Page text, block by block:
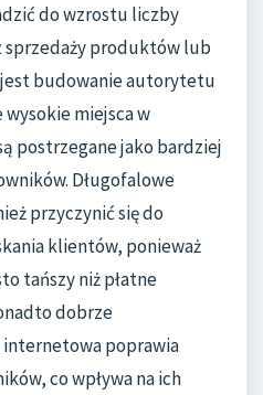
do wzrostu liczby
sprzedaży produktów lub
jest budowanie autorytetu
miejsca w
postrzegane jako bardziej
Długofalowe
przyczynić się do
klientów, ponieważ
tańszy niż płatne
dobrze
poprawia
co wpływa na ich